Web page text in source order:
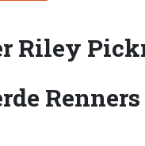
Riley
Renners